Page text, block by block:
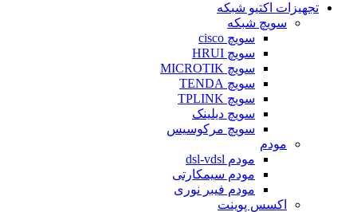
تجهیزات اکتیو شبکه
سویچ شبکه
سویچ cisco
سویچ HRUI
سویچ MICROTIK
سویچ TENDA
سویچ TPLINK
سویچ دیلینک
سویچ مرکوسیس
مودم
مودم dsl-vdsl
مودم سیمکارتی
مودم فیبر نوری
اکسس پوینت